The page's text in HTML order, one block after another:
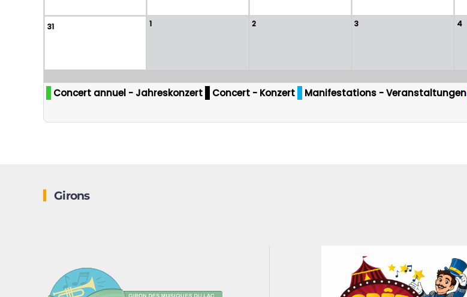
31 1 2 3 4
Concert annuel - Jahreskonzert Concert - Konzert Manifestations - Veranstaltungen
Girons